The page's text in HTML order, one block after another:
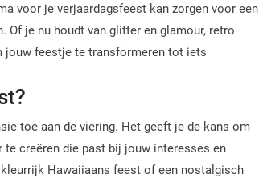
voor je verjaardagsfeest kan zorgen voor een
Of je nu houdt van glitter en glamour, retro
jouw feestje te transformeren tot iets
toe aan de viering. Het geeft je de kans om
creëren die past bij jouw interesses en
Hawaiiaans feest of een nostalgisch